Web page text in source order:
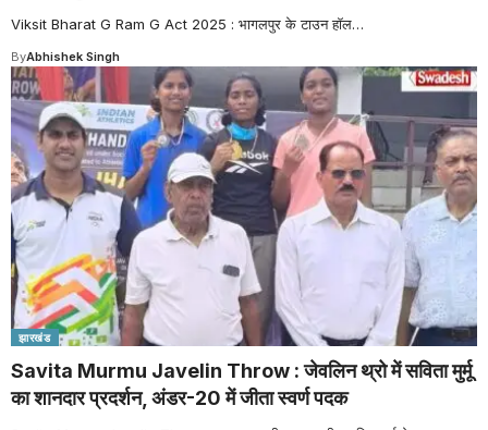
Viksit Bharat G Ram G Act 2025 : भागलपुर के टाउन हॉल…
ByAbhishek Singh
झारखंड
Savita Murmu Javelin Throw : जेवलिन थ्रो में सविता मुर्मू
का शानदार प्रदर्शन, अंडर-20 में जीता स्वर्ण पदक